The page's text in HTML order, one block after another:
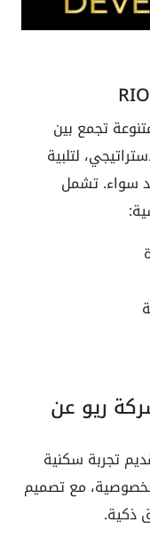
تجمع بين
لتلبية
سواء. تشمل
ريو عن
تجربة سكنية
مع تصميم
ذكية.